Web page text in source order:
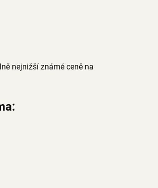
nejnižší známé ceně na